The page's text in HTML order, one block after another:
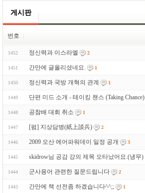
게시판
번호
1452 정신력과 이스라엘 2
1451 간만에 글올리셨네요. 1
1450 정신력과 국방 개혁의 관계 1
1449 단편 미드 소개 - 테이킹 챈스 (Taking Chance)
1448 공참배 대회 취소 1
1447 [펌] 지상담병(紙上談兵) 2
1446 2009 오산 에어파워데이 일정 공개 3
1445 skidrow님 공감 강의 제목 오타났어요.(냉무)
1444 군사용어 관련한 질문드립니다 2
1443 간만에 책 선전좀 하겠습니다^^;; 1